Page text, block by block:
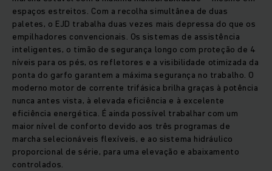
espaços estreitos. Com a recolha simultânea de duas
paletes, o EJD trabalha duas vezes mais depressa do que os
empilhadores convencionais. Os sistemas de assistência
inteligentes, o timão de segurança longo com proteção de 4
níveis para os pés, os refletores e a visibilidade otimizada da
ponta do garfo garantem a máxima segurança no trabalho. O
moderno motor de corrente trifásica brilha graças à potência
nunca antes vista, à elevada eficiência e à excelente
eficiência energética. É ainda possível trabalhar com um
maior nível de conforto devido aos três programas de
marcha selecionáveis flexíveis, e ao sistema hidráulico
proporcional de série, para uma elevação e abaixamento
controlados.